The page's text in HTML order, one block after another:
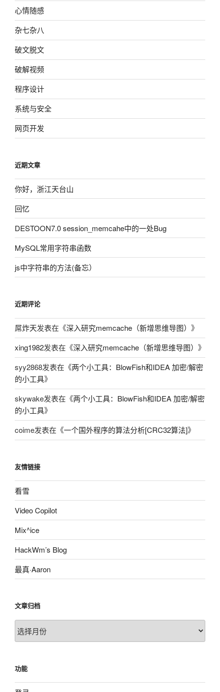
心情随感
杂七杂八
破文脱文
破解视频
程序设计
系统与安全
网页开发
近期文章
你好，浙江天台山
回忆
DESTOON7.0 session_memcahe中的一处Bug
MySQL常用字符串函数
js中字符串的方法(备忘）
近期评论
屌炸天发表在《深入研究memcache（新增思维导图） 》
xing1982发表在《深入研究memcache（新增思维导图） 》
syy2868发表在《两个小工具：BlowFish和IDEA 加密/解密
的小工具》
skywake发表在《两个小工具：BlowFish和IDEA 加密/解密
的小工具》
coime发表在《一个国外程序的算法分析[CRC32算法]》
友情链接
看雪
Video Copilot
Mix^ice
HackWm’s Blog
最真·Aaron
文章归档
文
章
功能